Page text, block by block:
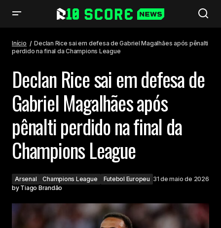
final da Champions League
Início
Declan Rice sai em defesa de Gabriel Magalhães após pênalti
perdido na final da Champions League
Declan Rice sai em defesa de
Gabriel Magalhães após
pênalti perdido na final da
Champions League
Arsenal Champions League Futebol Europeu 31 de maio de 2026
by Tiago Brandão